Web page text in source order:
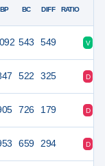
BP BC DIFF RATIO
543 549 V
522 325 D
726 179 D
659 294 D